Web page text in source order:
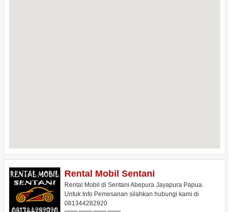
Rental Mobil Sentani
Rental Mobil di Sentani Abepura Jayapura Papua.
Untuk Info Pemesanan silahkan hubungi kami di
081344282920